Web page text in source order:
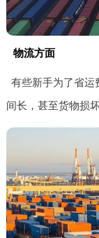
物流方面
有些新手为了省运
间长，甚至货物损坏